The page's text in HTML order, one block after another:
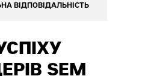
ВІДПОВІДАЛЬНІСТЬ
SEM